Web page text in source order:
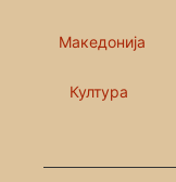
Македонија
Култура